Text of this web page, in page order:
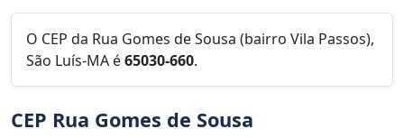
O CEP da Rua Gomes de Sousa (bairro Vila Passos),
São Luís-MA é65030-660.
CEP Rua Gomes de Sousa